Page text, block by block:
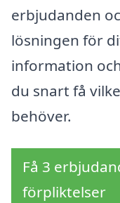
erbjudanden
lösningen för
information
du snart få
behöver.
Få 3
förpliktelser